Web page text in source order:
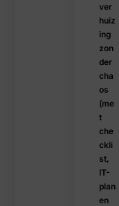
ver
huiz
ing
zon
der
cha
os
(me
t
che
ckli
st,
IT-
plan
en